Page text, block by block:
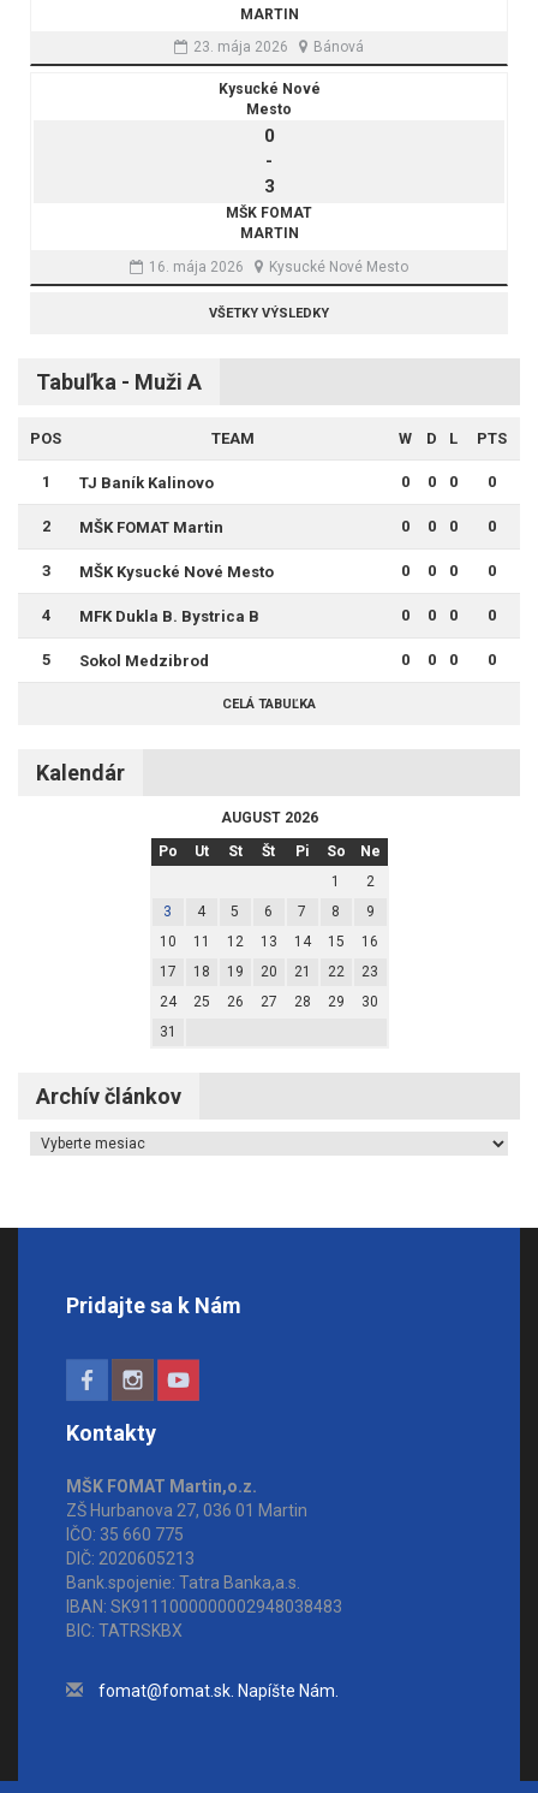
MARTIN
23. mája 2026
Bánová
Kysucké Nové
Mesto
0
-
3
MŠK FOMAT
MARTIN
16. mája 2026
Kysucké Nové Mesto
VŠETKY VÝSLEDKY
Tabuľka - Muži A
POS TEAM W D L PTS
1 TJ Baník Kalinovo 0 0 0 0
2 MŠK FOMAT Martin 0 0 0 0
3 MŠK Kysucké Nové Mesto 0 0 0 0
4 MFK Dukla B. Bystrica B 0 0 0 0
5 Sokol Medzibrod 0 0 0 0
CELÁ TABUĽKA
Kalendár
AUGUST 2026
Po
Ut St Št Pi So
Ne
1
2
3
4 5 6 7 8
9
10
11 12 13 14 15
16
17
18 19 20 21 22
23
24
25 26 27 28 29
30
31
Archív článkov
Archív článkov
Pridajte sa k Nám
Kontakty
MŠK FOMAT Martin,o.z.
ZŠ Hurbanova 27, 036 01 Martin
IČO: 35 660 775
DIČ: 2020605213
Bank.spojenie: Tatra Banka,a.s.
IBAN: SK9111000000002948038483
BIC: TATRSKBX
fomat@fomat.sk. Napíšte Nám.